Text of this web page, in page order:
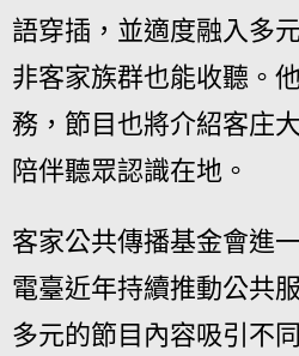
語穿插，並適度融入多
非客家族群也能收聽。
務，節目也將介紹客庄
陪伴聽眾認識在地。
客家公共傳播基金會進
電臺近年持續推動公共
多元的節目內容吸引不